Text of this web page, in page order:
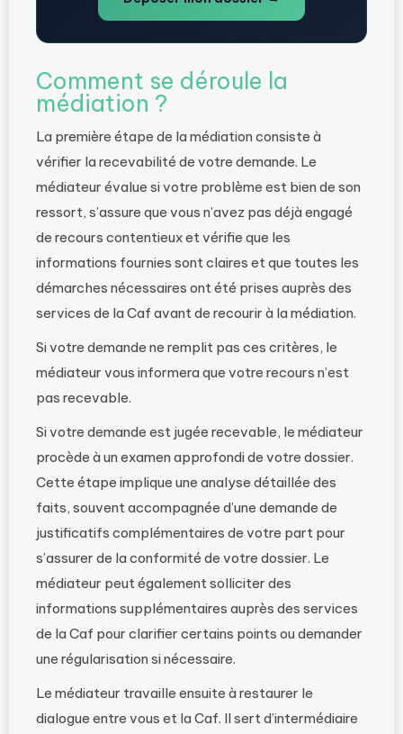
Comment se déroule la
médiation ?
La première étape de la médiation consiste à
vérifier la recevabilité de votre demande. Le
médiateur évalue si votre problème est bien de son
ressort, s’assure que vous n’avez pas déjà engagé
de recours contentieux et vérifie que les
informations fournies sont claires et que toutes les
démarches nécessaires ont été prises auprès des
services de la Caf avant de recourir à la médiation.
Si votre demande ne remplit pas ces critères, le
médiateur vous informera que votre recours n’est
pas recevable.
Si votre demande est jugée recevable, le médiateur
procède à un examen approfondi de votre dossier.
Cette étape implique une analyse détaillée des
faits, souvent accompagnée d’une demande de
justificatifs complémentaires de votre part pour
s’assurer de la conformité de votre dossier. Le
médiateur peut également solliciter des
informations supplémentaires auprès des services
de la Caf pour clarifier certains points ou demander
une régularisation si nécessaire.
Le médiateur travaille ensuite à restaurer le
dialogue entre vous et la Caf. Il sert d’intermédiaire